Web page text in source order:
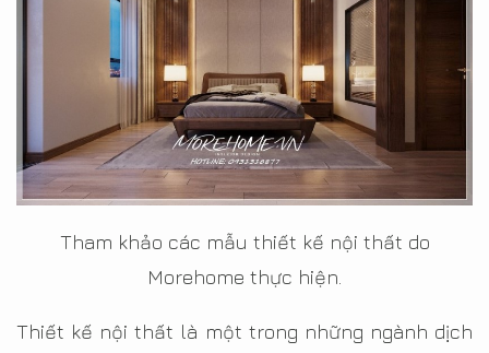
Tham khảo các mẫu thiết kế nội thất do
Morehome thực hiện.
Thiết kế nội thất là một trong những ngành dịch